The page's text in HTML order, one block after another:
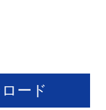
ード